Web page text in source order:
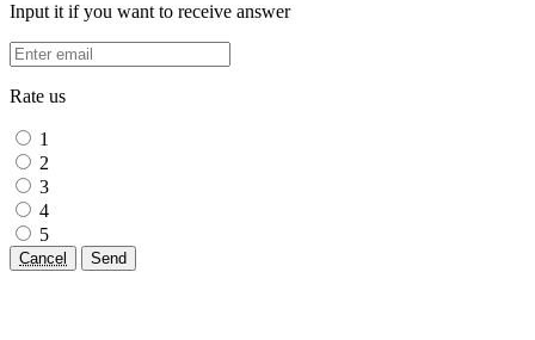
Input it if you want to receive answer
Rate us
1
2
3
4
5
Cancel Send